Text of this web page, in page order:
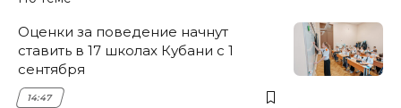
Оценки за поведение начнут
ставить в 17 школах Кубани с 1
сентября
14:47